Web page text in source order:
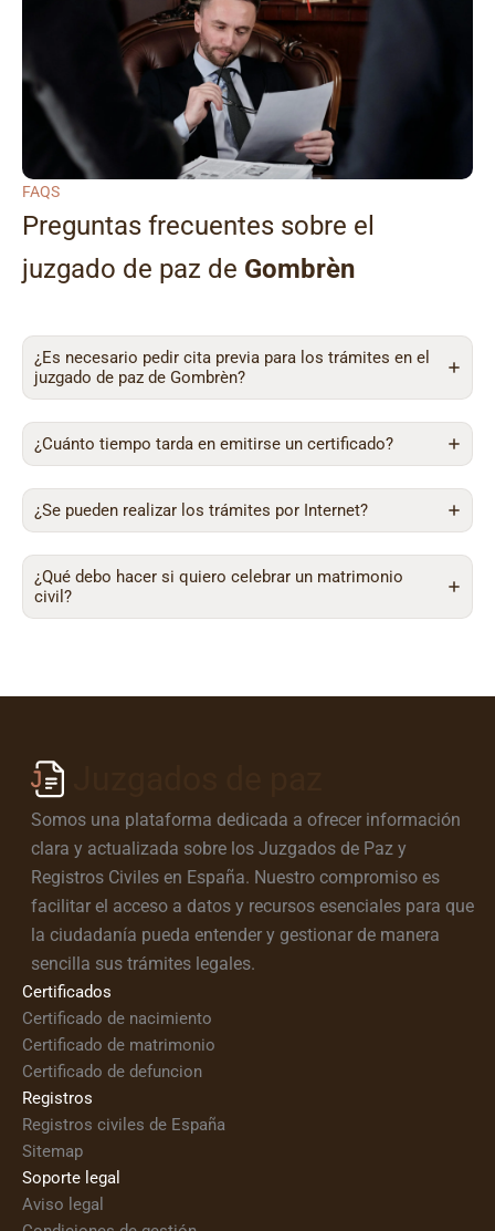
FAQS
Preguntas frecuentes sobre el
juzgado de paz de Gombrèn
¿Es necesario pedir cita previa para los trámites en el
juzgado de paz de Gombrèn?
¿Cuánto tiempo tarda en emitirse un certificado?
¿Se pueden realizar los trámites por Internet?
¿Qué debo hacer si quiero celebrar un matrimonio
civil?
Somos una plataforma dedicada a ofrecer información
clara y actualizada sobre los Juzgados de Paz y
Registros Civiles en España. Nuestro compromiso es
facilitar el acceso a datos y recursos esenciales para que
la ciudadanía pueda entender y gestionar de manera
sencilla sus trámites legales.
Certificados
Certificado de nacimiento
Certificado de matrimonio
Certificado de defuncion
Registros
Registros civiles de España
Sitemap
Soporte legal
Aviso legal